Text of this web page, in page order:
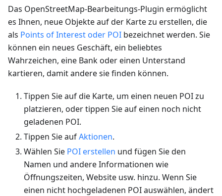
Das OpenStreetMap-Bearbeitungs-Plugin ermöglicht
es Ihnen, neue Objekte auf der Karte zu erstellen, die
als Points of Interest oder POI bezeichnet werden. Sie
können ein neues Geschäft, ein beliebtes
Wahrzeichen, eine Bank oder einen Unterstand
kartieren, damit andere sie finden können.
Tippen Sie auf die Karte, um einen neuen POI zu
platzieren, oder tippen Sie auf einen noch nicht
geladenen POI.
Tippen Sie aufAktionen.
Wählen Sie POI erstellen und fügen Sie den
Namen und andere Informationen wie
Öffnungszeiten, Website usw. hinzu. Wenn Sie
einen nicht hochgeladenen POI auswählen, ändert